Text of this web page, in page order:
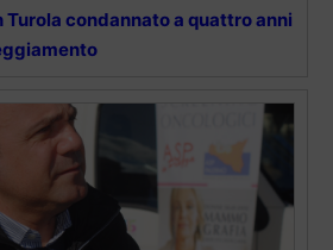
Turola condannato a quattro anni